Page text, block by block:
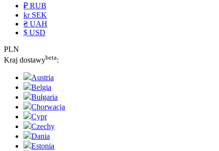
₽ RUB
kr SEK
₴ UAH
$ USD
PLN
Kraj dostawybeta:
Austria
Belgia
Bułgaria
Chorwacja
Cypr
Czechy
Dania
Estonia